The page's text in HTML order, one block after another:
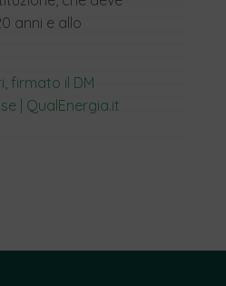
anni e allo
firmato il DM
| QualEnergia.it